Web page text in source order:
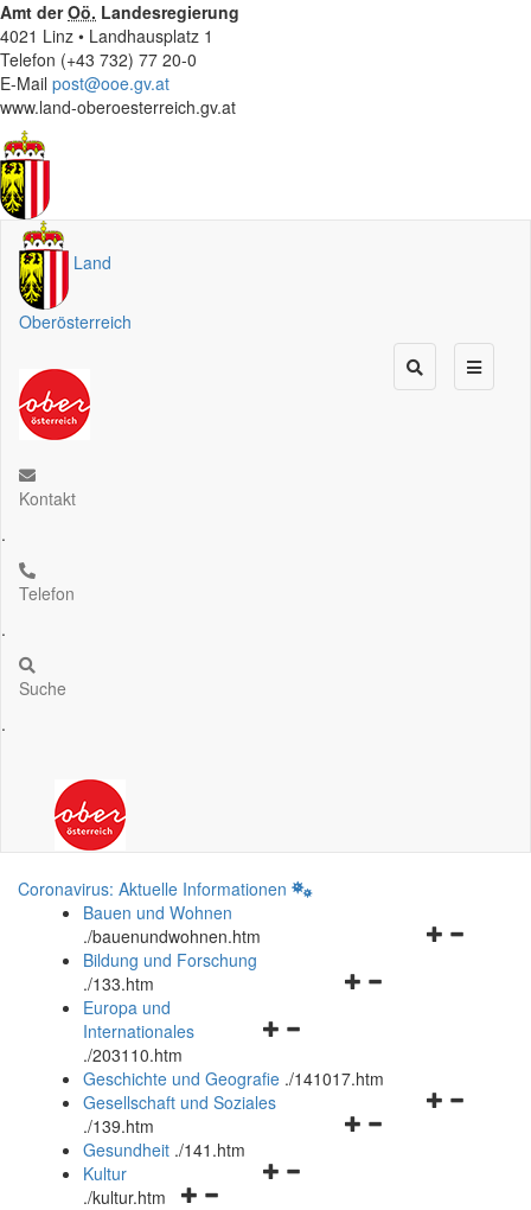
Amt derOö. Landesregierung
4021 Linz • Landhausplatz 1
Telefon (+43 732) 77 20-0
E-Mail post@ooe.gv.at
www.land-oberoesterreich.gv.at
Land
Oberösterreich
Kontakt
.
Telefon
.
Suche
.
Coronavirus: Aktuelle Informationen
Bauen und Wohnen
./bauenundwohnen.htm
Navigationsmenü
Bildung und Forschung
./133.htm
Navigationsmenü
und
schließen
Europa und
Internationales
./203110.htm
Geschichte und Geografie ./141017.htm
Navigationsmenü
Gesellschaft und Soziales
./139.htm
Navigationsmenü
Gesundheit ./141.htm
Navigationsmenü
Kultur
./kultur.htm